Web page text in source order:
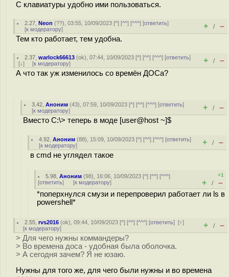
С клавиатуры удобно ими пользоваться.
2.27 ,Neon (??), 03:55, 10/09/2023 [^] [^^] [^^^] [ответить]
[к модератору] + / –
Тем кто работает, тем удобна.
2.37 ,warlock66613 (ok), 07:44, 10/09/2023 [^] [^^] [^^^] [ответить]
[↓] [к модератору] + / –
А что так уж изменилось со времён ДОСа?
3.42 ,Аноним (43), 07:59, 10/09/2023 [^] [^^] [^^^] [ответить]
[к модератору] + / –
Вместо C:\> теперь в моде [user@host ~]$
4.92 ,Аноним (88), 15:09, 10/09/2023 [^] [^^] [^^^] [ответить]
[к модератору] + / –
в cmd не углядел такое
5.98 ,Аноним (98), 16:06, 10/09/2023 [^] [^^] [^^^]
[ответить] [к модератору]
+1
+ / –
*поперхнулся смузи и перепроверил работает ли ls в
powershell*
2.55 ,rvs2016 (ok), 09:44, 10/09/2023 [^] [^^] [^^^] [ответить][↑]
[к модератору] + / –
> Для чего нужны коммандеры?
> Во времена доса - удобная была оболочка.
> А сегодня зачем? Я не юзаю.
Нужны для того же, для чего были нужны и во времена